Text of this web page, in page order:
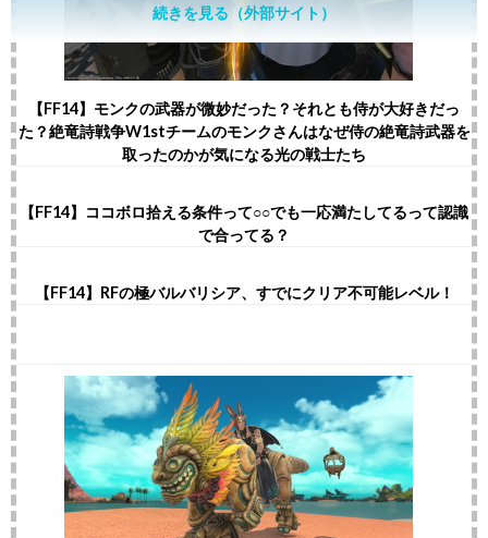
【FF14】モンクの武器が微妙だった？それとも侍が大好きだっ
た？絶竜詩戦争W1stチームのモンクさんはなぜ侍の絶竜詩武器を
取ったのかが気になる光の戦士たち
【FF14】ココボロ拾える条件って○○でも一応満たしてるって認識
で合ってる？
【FF14】RFの極バルバリシア、すでにクリア不可能レベル！
続きを見る（外部サイト）